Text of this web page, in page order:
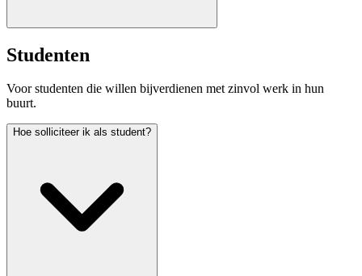
Studenten
Voor studenten die willen bijverdienen met zinvol werk in hun
buurt.
Hoe solliciteer ik als student?